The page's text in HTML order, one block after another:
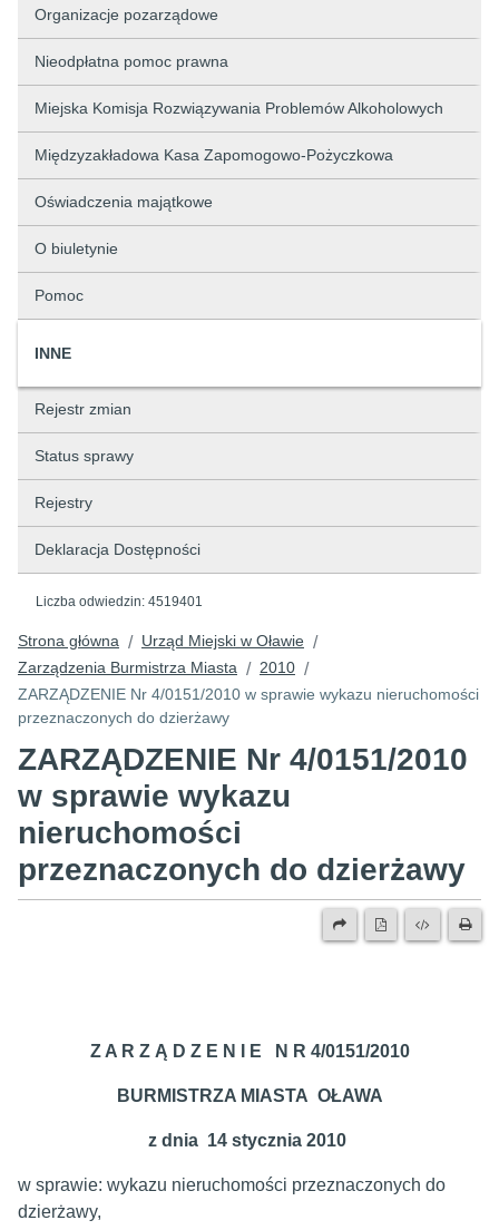
Organizacje pozarządowe
Nieodpłatna pomoc prawna
Miejska Komisja Rozwiązywania Problemów Alkoholowych
Międzyzakładowa Kasa Zapomogowo-Pożyczkowa
Oświadczenia majątkowe
O biuletynie
Pomoc
INNE
Rejestr zmian
Status sprawy
Rejestry
Deklaracja Dostępności
Liczba odwiedzin: 4519401
Strona główna / Urząd Miejski w Oławie /
Zarządzenia Burmistrza Miasta / 2010 /
ZARZĄDZENIE Nr 4/0151/2010 w sprawie wykazu nieruchomości
przeznaczonych do dzierżawy
ZARZĄDZENIE Nr 4/0151/2010
w sprawie wykazu
nieruchomości
przeznaczonych do dzierżawy
Z A R Z Ą D Z E N I E N R 4/0151/2010
BURMISTRZA MIASTA OŁAWA
z dnia 14 stycznia 2010
w sprawie: wykazu nieruchomości przeznaczonych do
dzierżawy,